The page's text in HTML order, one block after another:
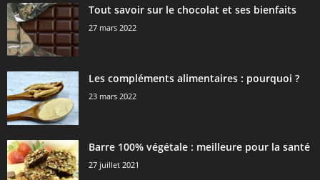
Tout savoir sur le chocolat et ses bienfaits
27 mars 2022
Les compléments alimentaires : pourquoi ?
23 mars 2022
Barre 100% végétale : meilleure pour la santé
27 juillet 2021